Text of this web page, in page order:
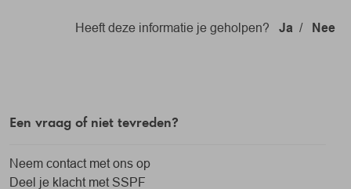
Heeft deze informatie je geholpen? Ja / Nee
Een vraag of niet tevreden?
Neem contact met ons op
Deel je klacht met SSPF